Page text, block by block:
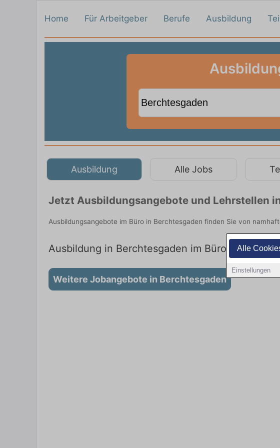
Alle
Einstellungen
Home Für Arbeitgeber Berufe Ausbildung
Ausbildung Alle Jobs
Jetzt Ausbildungsangebote und Lehrstellen
Ausbildungsangebote im Büro in Berchtesgaden finden Sie von
Ausbildung in Berchtesgaden im Büro: Aktuell
Weitere Jobangebote in Berchtesgaden